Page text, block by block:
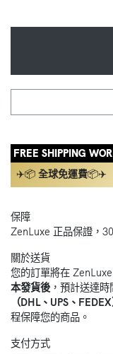
FREE SHIPPING
✈️📦 全球免運費📦✈️
保障
ZenLuxe 正品保證，
關於送貨
您的訂單將在
本發貨後，預計送達時
（DHL、UPS、
程保障您的商品。
支付方式